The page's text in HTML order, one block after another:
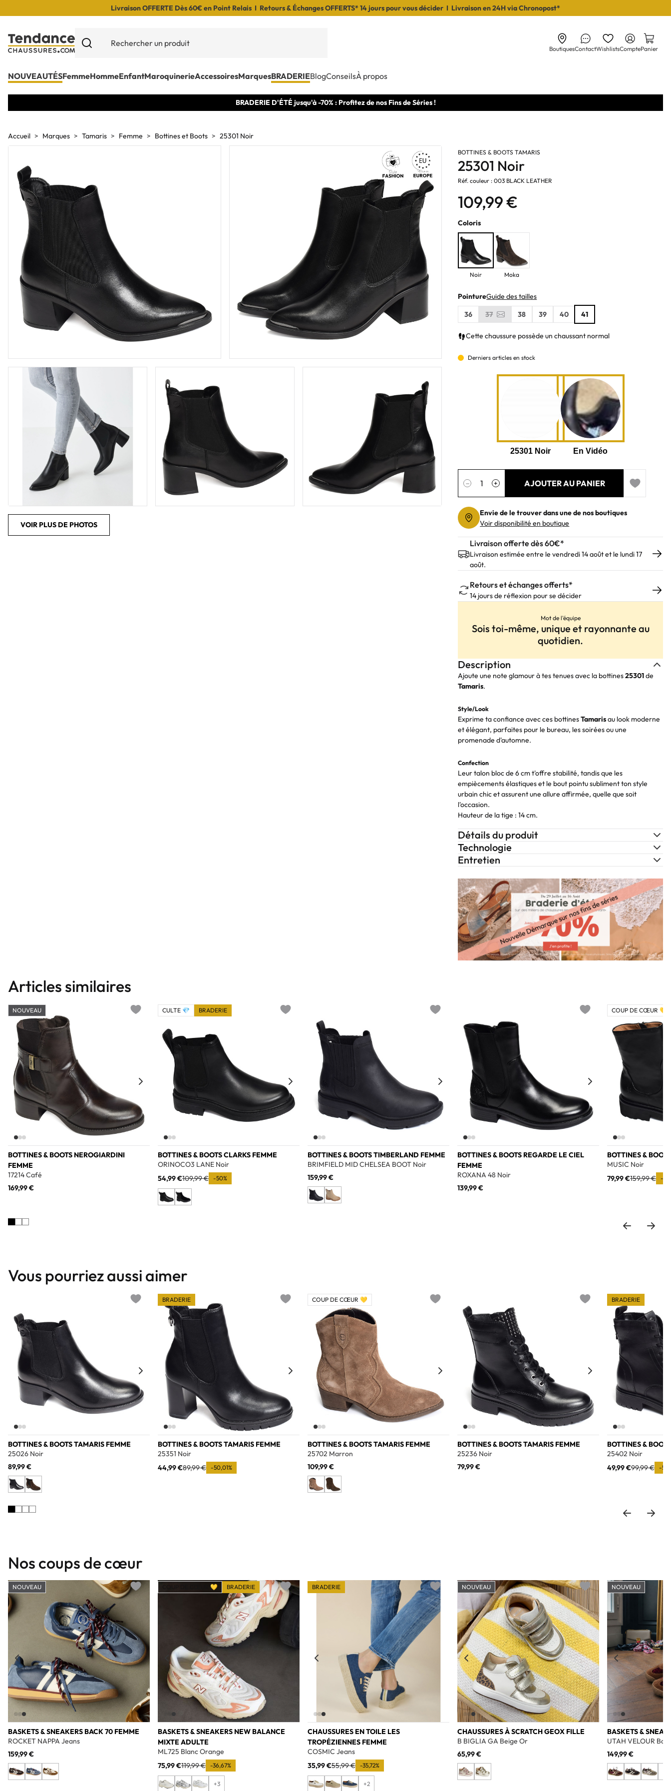
Livraison OFFERTE Dès 60€ en Point Relais I Retours & Échanges OFFERTS* 14 jours pour vous décider I Livraison en 24H via Chronopost*
BoutiquesContactWishlistsComptePanier
NOUVEAUTÉSFemmeHommeEnfantMaroquinerieAccessoiresMarquesBRADERIEBlogConseilsÀ propos
BRADERIE D'ÉTÉ jusqu'à -70% : Profitez de nos Fins de Séries !
Accueil Marques Tamaris Femme Bottines et Boots 25301 Noir
VOIR PLUS DE PHOTOS
BOTTINES & BOOTS TAMARIS
25301 Noir
Réf. couleur : 003 BLACK LEATHER
109,99 €
Coloris
Noir Moka
PointureGuide des tailles
36
37 38 39 40 41
Cette chaussure possède un chaussant normal
Derniers articles en stock
− +
AJOUTER AU PANIER
Add to
Envie de le trouver dans une de nos boutiques
Voir disponibilité en boutique
Livraison offerte dès 60€*
Livraison estimée entre le vendredi 14 août et le lundi 17
août.
Retours et échanges offerts*
14 jours de réflexion pour se décider
Mot de l'équipe
Sois toi-même, unique et rayonnante au
quotidien.
Description
Ajoute une note glamour à tes tenues avec la bottines25301de
Tamaris.
Style/Look
Exprime ta confiance avec ces bottinesTamarisau look moderne
et élégant, parfaites pour le bureau, les soirées ou une
promenade d'automne.
Confection
Leur talon bloc de 6 cm t'offre stabilité, tandis que les
empiècements élastiques et le bout pointu subliment ton style
urbain chic et assurent une allure affirmée, quelle que soit
l'occasion.
Hauteur de la tige : 14 cm.
Détails du produit
Technologie
Entretien
Articles similaires
BOTTINES & BOOTS NEROGIARDINI
FEMME
17214 Café
169,99 €
NOUVEAU
BOTTINES & BOOTS CLARKS FEMME
ORINOCO3 LANE Noir
54,99 €109,99 € -50%
CULTE 💎 BRADERIE
Add to wishlist
BOTTINES & BOOTS TIMBERLAND FEMME
BRIMFIELD MID CHELSEA BOOT Noir
159,99 €
Add to wishlist
BOTTINES & BOOTS REGARDE LE CIEL
FEMME
ROXANA 48 Noir
139,99 €
Add to wishlist
BOTTINES &
MUSIC Noir
79,99 €159,99 € -
COUP DE CŒUR 💛
Vous pourriez aussi aimer
BOTTINES & BOOTS TAMARIS FEMME
25026 Noir
89,99 €
Add to wishlist
BOTTINES & BOOTS TAMARIS FEMME
25351 Noir
44,99 €89,99 € -50,01%
BRADERIE
BOTTINES & BOOTS TAMARIS FEMME
25702 Marron
109,99 €
COUP DE CŒUR 💛
Add to wishlist
BOTTINES & BOOTS TAMARIS FEMME
25236 Noir
79,99 €
Add to wishlist
BOTTINES &
25402 Noir
49,99 €99,99 € -
BRADERIE
Nos coups de cœur
BASKETS & SNEAKERS BACK 70 FEMME
ROCKET NAPPA Jeans
159,99 €
NOUVEAU
Add to wishlist
BASKETS & SNEAKERS NEW BALANCE
MIXTE ADULTE
ML725 Blanc Orange
75,99 €119,99 € -36,67%
+3
COUP DE CŒUR 💛 BRADERIE
Add to wishlist
CHAUSSURES EN TOILE LES
TROPÉZIENNES FEMME
COSMIC Jeans
35,99 €55,99 € -35,72%
+2
BRADERIE
Add to wishlist
CHAUSSURES À SCRATCH GEOX FILLE
B BIGLIA GA Beige Or
65,99 €
NOUVEAU
Add to wishlist
BASKETS &
UTAH VELOUR
149,99 €
NOUVEAU